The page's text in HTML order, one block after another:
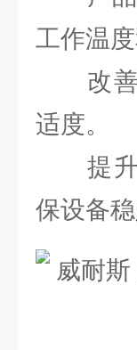
工作温
改善
适度。
提升
保设备稳